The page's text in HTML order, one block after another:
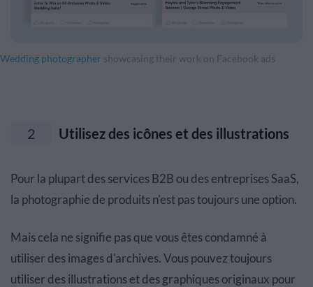
Wedding photographer showcasing their work on Facebook ads
2 Utilisez des icônes et des illustrations
Pour la plupart des services B2B ou des entreprises SaaS,
la photographie de produits n'est pas toujours une option.
Mais cela ne signifie pas que vous êtes condamné à
utiliser des images d'archives. Vous pouvez toujours
utiliser des illustrations et des graphiques originaux pour